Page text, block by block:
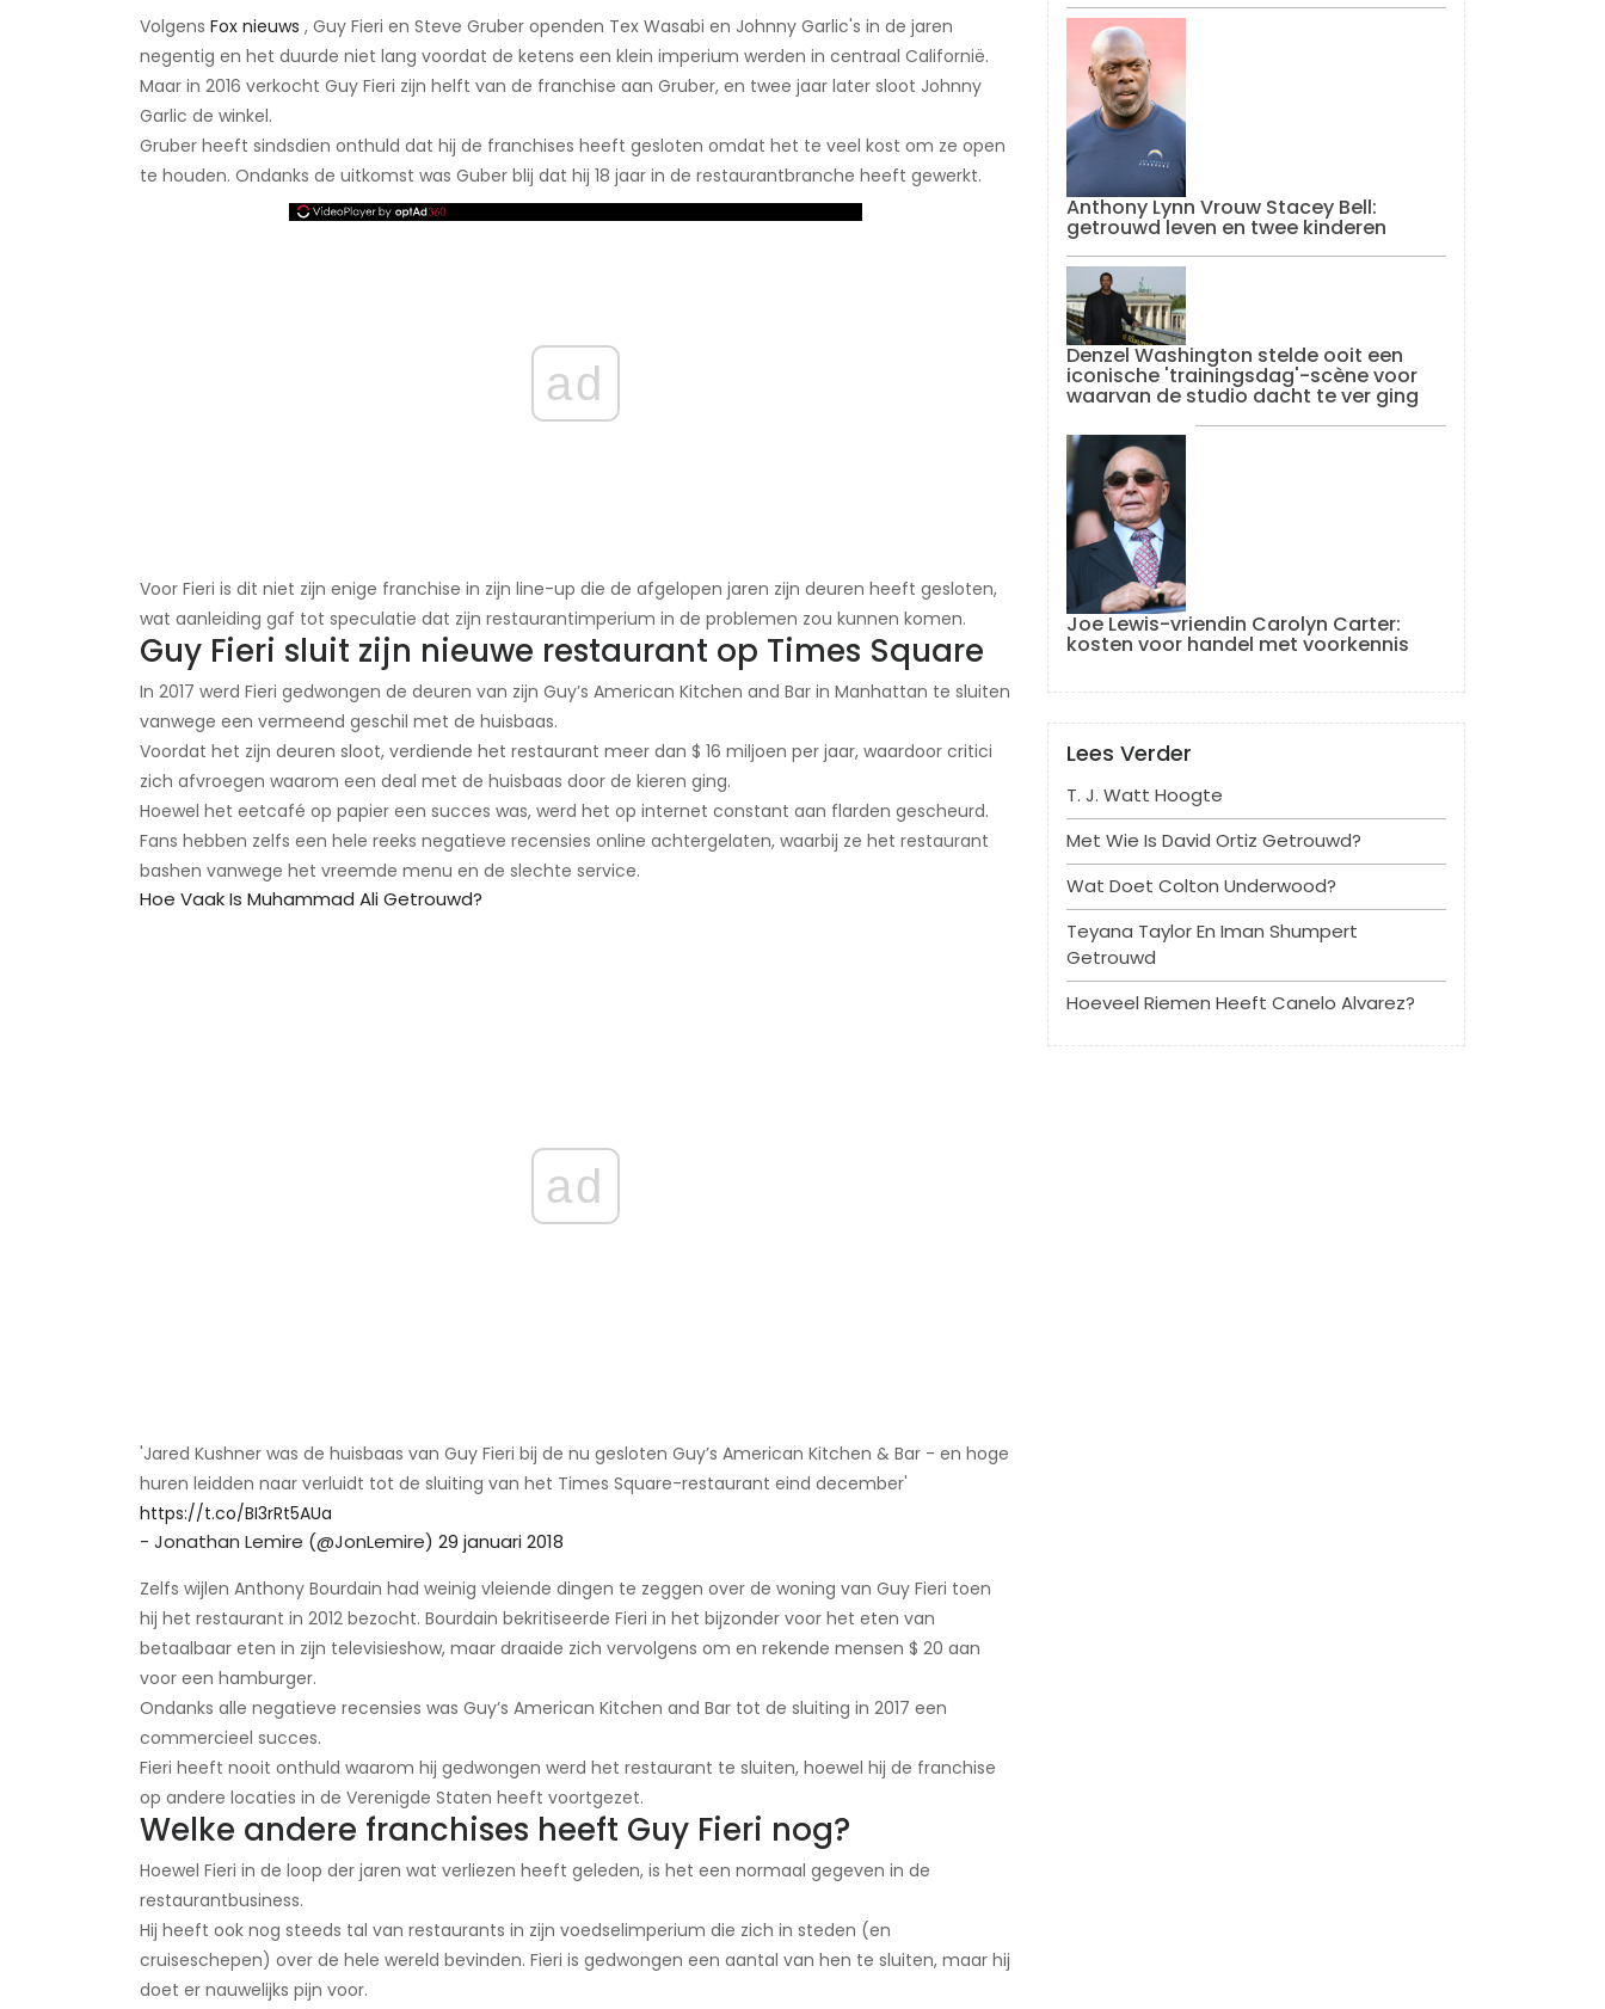
Volgens Fox nieuws , Guy Fieri en Steve Gruber openden Tex Wasabi en Johnny Garlic's in de jaren
negentig en het duurde niet lang voordat de ketens een klein imperium werden in centraal Californië.
Maar in 2016 verkocht Guy Fieri zijn helft van de franchise aan Gruber, en twee jaar later sloot Johnny
Garlic de winkel.
Gruber heeft sindsdien onthuld dat hij de franchises heeft gesloten omdat het te veel kost om ze open
te houden. Ondanks de uitkomst was Guber blij dat hij 18 jaar in de restaurantbranche heeft gewerkt.
ad
Voor Fieri is dit niet zijn enige franchise in zijn line-up die de afgelopen jaren zijn deuren heeft gesloten,
wat aanleiding gaf tot speculatie dat zijn restaurantimperium in de problemen zou kunnen komen.
Guy Fieri sluit zijn nieuwe restaurant op Times Square
In 2017 werd Fieri gedwongen de deuren van zijn Guy’s American Kitchen and Bar in Manhattan te sluiten
vanwege een vermeend geschil met de huisbaas.
Voordat het zijn deuren sloot, verdiende het restaurant meer dan $ 16 miljoen per jaar, waardoor critici
zich afvroegen waarom een ​​deal met de huisbaas door de kieren ging.
Hoewel het eetcafé op papier een succes was, werd het op internet constant aan flarden gescheurd.
Fans hebben zelfs een hele reeks negatieve recensies online achtergelaten, waarbij ze het restaurant
bashen vanwege het vreemde menu en de slechte service.
Hoe Vaak Is Muhammad Ali Getrouwd?
ad
'Jared Kushner was de huisbaas van Guy Fieri bij de nu gesloten Guy’s American Kitchen & Bar - en hoge
huren leidden naar verluidt tot de sluiting van het Times Square-restaurant eind december'
https://t.co/BI3rRt5AUa
- Jonathan Lemire (@JonLemire) 29 januari 2018
Zelfs wijlen Anthony Bourdain had weinig vleiende dingen te zeggen over de woning van Guy Fieri toen
hij het restaurant in 2012 bezocht. Bourdain bekritiseerde Fieri in het bijzonder voor het eten van
betaalbaar eten in zijn televisieshow, maar draaide zich vervolgens om en rekende mensen $ 20 aan
voor een hamburger.
Ondanks alle negatieve recensies was Guy’s American Kitchen and Bar tot de sluiting in 2017 een
commercieel succes.
Fieri heeft nooit onthuld waarom hij gedwongen werd het restaurant te sluiten, hoewel hij de franchise
op andere locaties in de Verenigde Staten heeft voortgezet.
Welke andere franchises heeft Guy Fieri nog?
Hoewel Fieri in de loop der jaren wat verliezen heeft geleden, is het een normaal gegeven in de
restaurantbusiness.
Hij heeft ook nog steeds tal van restaurants in zijn voedselimperium die zich in steden (en
cruiseschepen) over de hele wereld bevinden. Fieri is gedwongen een aantal van hen te sluiten, maar hij
doet er nauwelijks pijn voor.
Anthony Lynn Vrouw Stacey Bell:
getrouwd leven en twee kinderen
Denzel Washington stelde ooit een
iconische 'trainingsdag'-scène voor
waarvan de studio dacht te ver ging
Joe Lewis-vriendin Carolyn Carter:
kosten voor handel met voorkennis
Lees Verder
T. J. Watt Hoogte
Met Wie Is David Ortiz Getrouwd?
Wat Doet Colton Underwood?
Teyana Taylor En Iman Shumpert
Getrouwd
Hoeveel Riemen Heeft Canelo Alvarez?